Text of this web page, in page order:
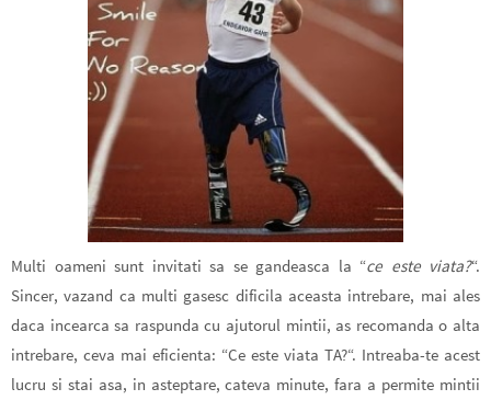
Multi oameni sunt invitati sa se gandeasca la “ce este viata?“.
Sincer, vazand ca multi gasesc dificila aceasta intrebare, mai ales
daca incearca sa raspunda cu ajutorul mintii, as recomanda o alta
intrebare, ceva mai eficienta: “Ce este viata TA?“. Intreaba-te acest
lucru si stai asa, in asteptare, cateva minute, fara a permite mintii